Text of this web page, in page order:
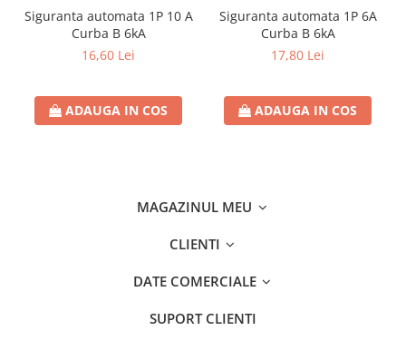
dimensiune 10x38
Sigurante fuzibile tip C,
dimensiune 14x51
Sigurante fuzibile tip D III
Sigurante radio 5x20
Tablouri electrice IP40
Siguranta automata 1P 10 A
Curba B 6kA
16,60 Lei
ADAUGA IN COS
Siguranta automata 1P 6A
Curba B 6kA
17,80 Lei
ADAUGA IN COS
MAGAZINUL MEU
CLIENTI
DATE COMERCIALE
SUPORT CLIENTI